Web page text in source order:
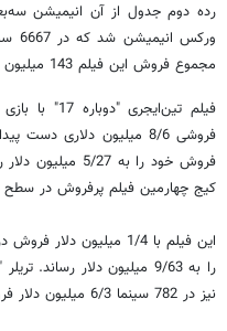
رده دوم جدول از آن انیمیشن
مجموع فروش این فیلم 143 میلیون دلار شده است.
فروشی 8/6 میلیون
فروش خود را به 5/
کیج چهارمین فیلم پرفروش در سطح
را به 9/63 میلیون دلار
نیز در 782 سینما 6/3 میلیون دلار فروخت و در رده پنجم قرار گرفت.